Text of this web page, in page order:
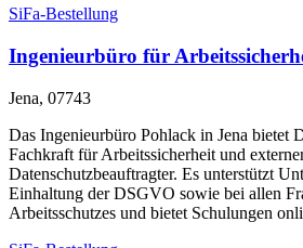
SiFa-Bestellung
Ingenieurbüro für
Jena, 07743
Das Ingenieurbüro Pohlack in Jena bietet
Fachkraft für Arbeitssicherheit und
Datenschutzbeauftragter. Es unterstützt
Einhaltung der DSGVO sowie bei allen
Arbeitsschutzes und bietet Schulungen